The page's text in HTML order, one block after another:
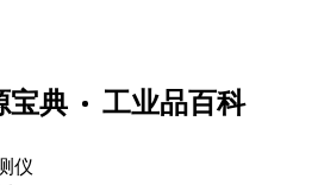
宝典 工业品百科
仪